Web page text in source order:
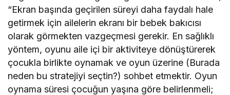
“Ekran başında geçirilen süreyi daha faydalı hale
getirmek için ailelerin ekranı bir bebek bakıcısı
olarak görmekten vazgeçmesi gerekir. En sağlıklı
yöntem, oyunu aile içi bir aktiviteye dönüştürerek
çocukla birlikte oynamak ve oyun üzerine (Burada
neden bu stratejiyi seçtin?) sohbet etmektir. Oyun
oynama süresi çocuğun yaşına göre belirlenmeli;